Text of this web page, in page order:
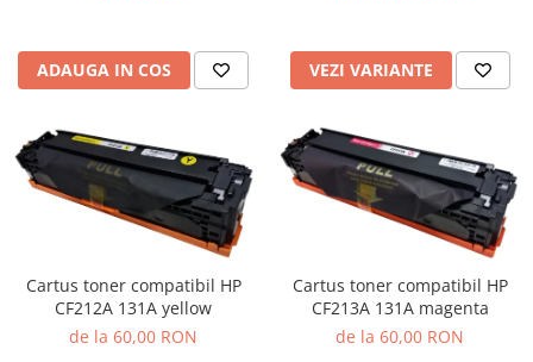
ADAUGA IN COS VEZI VARIANTE
Cartus toner compatibil HP
CF212A 131A yellow
de la 60,00 RON
Cartus toner compatibil HP
CF213A 131A magenta
de la 60,00 RON